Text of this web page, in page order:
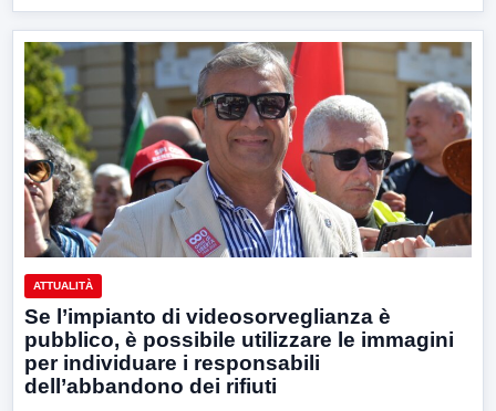
ATTUALITÀ
Se l’impianto di videosorveglianza è
pubblico, è possibile utilizzare le immagini
per individuare i responsabili
dell’abbandono dei rifiuti